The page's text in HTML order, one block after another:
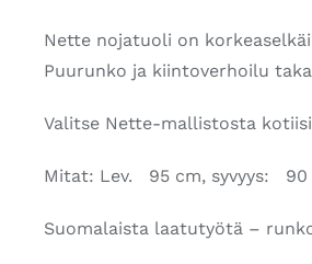
Nette nojatuoli on
Puurunko ja kiintoverhoilu
Valitse Nette-mallistosta
Mitat: Lev. 95 cm, syvyys: 90
Suomalaista laatutyötä –